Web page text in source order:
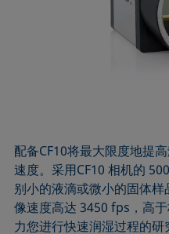
配备CF10将最大限度地提高
速度。采用CF10 相机的
别小的液滴或微小的固体
像速度高达 3450 fps，高
力您进行快速润湿过程的研